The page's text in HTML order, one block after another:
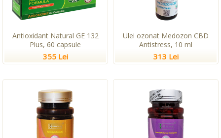
Antioxidant Natural GE 132
Plus, 60 capsule
355 Lei
Ulei ozonat Medozon CBD
Antistress, 10 ml
313 Lei